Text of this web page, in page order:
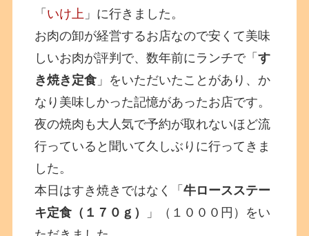
「 いけ上 」に行きました。
お肉の卸が経営するお店なので安くて美味
しいお肉が評判で、数年前にランチで「す
き焼き定食 」をいただいたことがあり、か
なり美味しかった記憶があったお店です。
夜の焼肉も大人気で予約が取れないほど流
行っていると聞いて久しぶりに行ってきま
した。
本日はすき焼きではなく「牛ロースステー
キ定食（１７０ｇ）
」（１０００円）をい